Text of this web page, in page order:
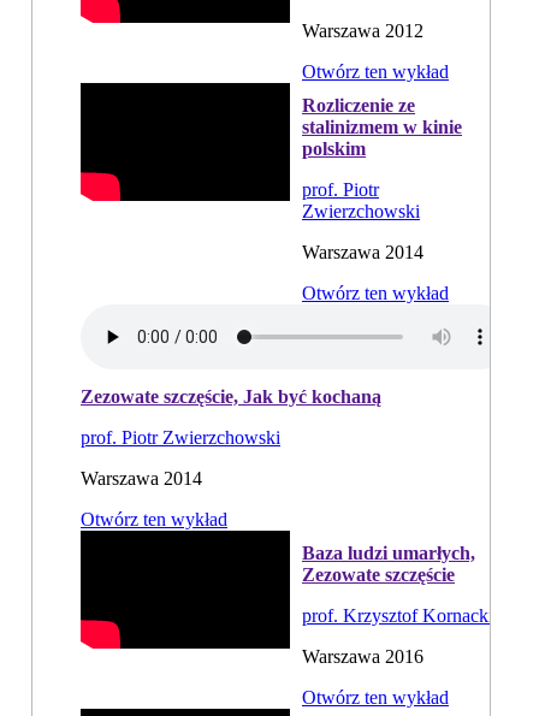
Warszawa 2012
Otwórz ten wykład
Rozliczenie ze
stalinizmem w kinie
polskim
prof. Piotr
Zwierzchowski
Warszawa 2014
Otwórz ten wykład
Zezowate szczęście, Jak być kochaną
prof. Piotr Zwierzchowski
Warszawa 2014
Otwórz ten wykład
Baza ludzi umarłych,
Zezowate szczęście
prof. Krzysztof Kornacki
Warszawa 2016
Otwórz ten wykład